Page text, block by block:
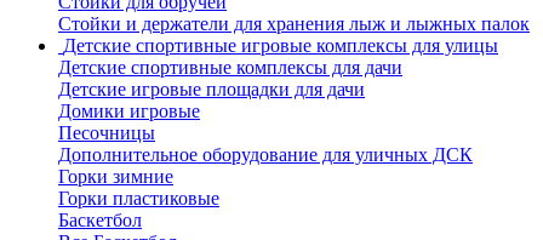
Стойки и держатели для хранения лыж и лыжных палок
Детские спортивные игровые комплексы для улицы
Детские спортивные комплексы для дачи
Детские игровые площадки для дачи
Домики игровые
Песочницы
Дополнительное оборудование для уличных ДСК
Горки зимние
Горки пластиковые
Баскетбол